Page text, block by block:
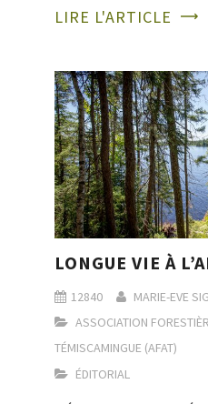
LIRE L'ARTICLE
LONGUE VIE À
12840
MARIE-EVE
ASSOCIATION
TÉMISCAMINGUE (AFAT)
ÉDITORIAL